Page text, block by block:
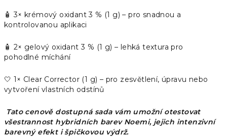
🧴 3× krémový oxidant 3 % (1 g) – pro snadnou a
kontrolovanou aplikaci
🧴 2× gelový oxidant 3 % (1 g) – lehká textura pro
pohodlné míchání
🤍 1× Clear Corrector (1 g) – pro zesvětlení, úpravu nebo
vytvoření vlastních odstínů
Tato cenově dostupná sada vám umožní otestovat
všestrannost hybridních barev Noemi, jejich intenzivní
barevný efekt i špičkovou výdrž.